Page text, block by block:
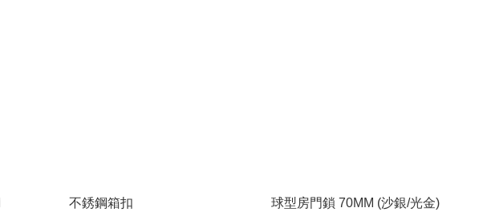
不銹鋼箱扣 球型房門鎖 70MM (沙銀/光金)